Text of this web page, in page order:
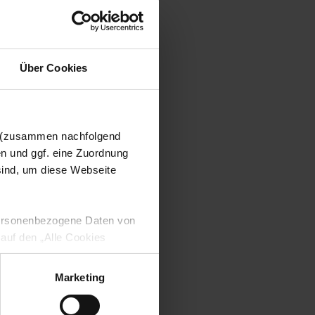
Über Cookies
nachfolgend
und ggf. eine Zuordnung
um diese Webseite
Daten von
den „Alle Cookies
Verarbeitung Ihrer
Art. 6 Abs. 1 lit. a DSGVO
Ihre etwaig erteilten
Marketing